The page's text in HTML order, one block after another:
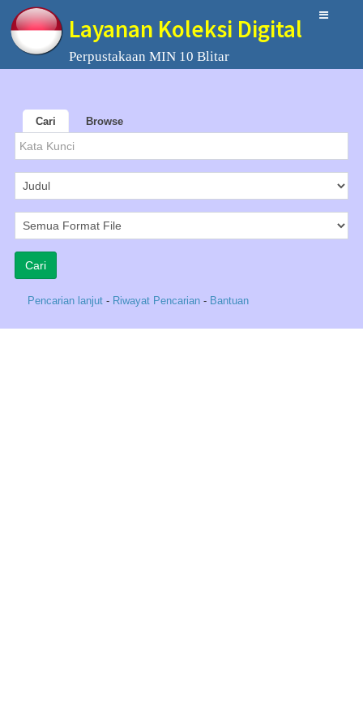
Layanan Koleksi Digital
Perpustakaan MIN 10 Blitar
Cari Browse
Pencarian lanjut - Riwayat Pencarian - Bantuan